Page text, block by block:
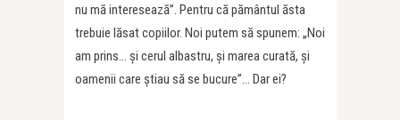
nu mă interesează”. Pentru că pământul ăsta
trebuie lăsat copiilor. Noi putem să spunem: „Noi
am prins… şi cerul albastru, şi marea curată, şi
oamenii care ştiau să se bucure”… Dar ei?